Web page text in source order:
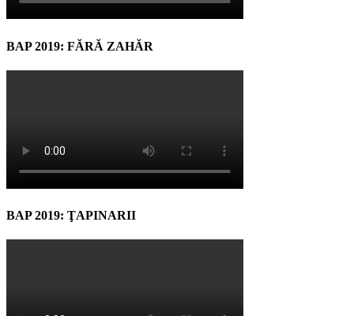
BAP 2019: FĂRĂ ZAHĂR
BAP 2019: ŢAPINARII